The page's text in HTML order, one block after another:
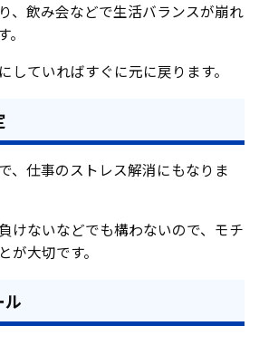
、飲み会などで生活バランスが崩れ
していればすぐに元に戻ります。
、仕事のストレス解消にもなりま
けないなどでも構わないので、モチ
が大切です。